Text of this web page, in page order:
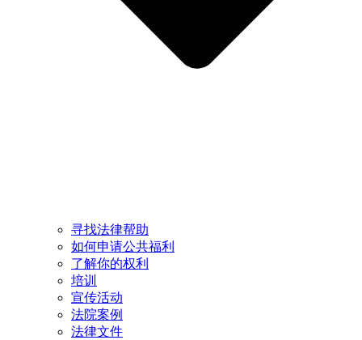
寻找法律帮助
如何申请公共福利
了解你的权利
培训
宣传活动
法院案例
法律文件